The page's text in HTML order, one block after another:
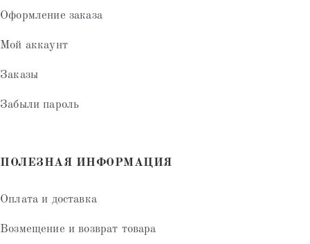
Оформление заказа
Мой аккаунт
Заказы
Забыли пароль
ПОЛЕЗНАЯ ИНФОРМАЦИЯ
Оплата и доставка
Возмещение и возврат товара